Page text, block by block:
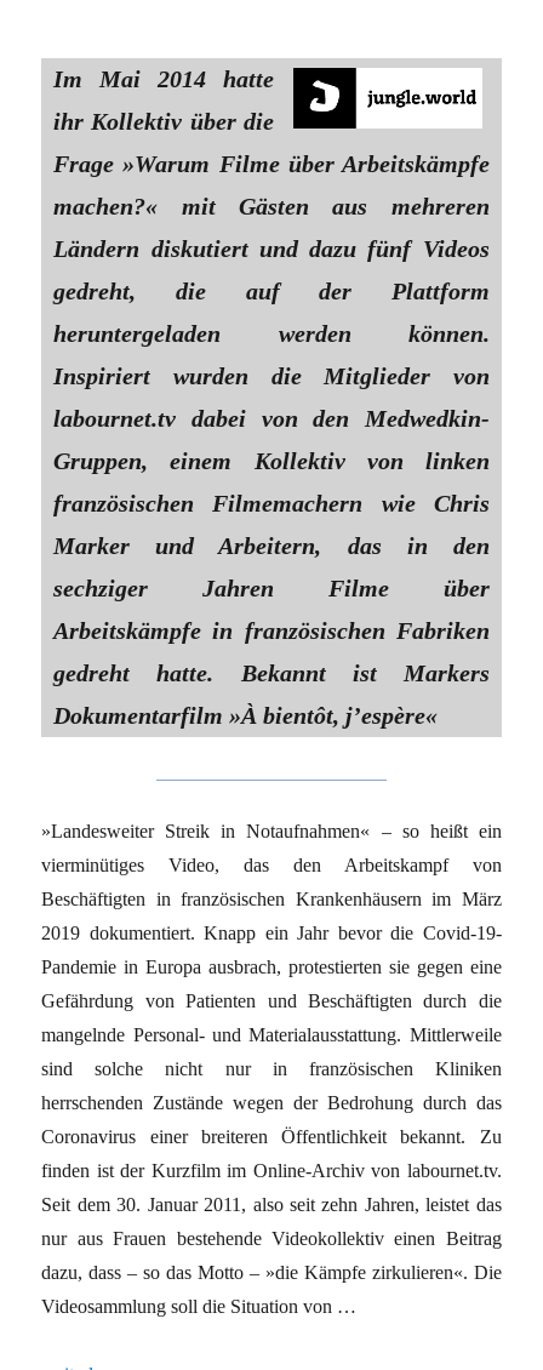
Im Mai 2014 hatte
ihr Kollektiv über die
Frage »Warum Filme über Arbeitskämpfe
machen?« mit Gästen aus mehreren
Ländern diskutiert und dazu fünf Videos
gedreht, die auf der Plattform
heruntergeladen werden können.
Inspiriert wurden die Mitglieder von
labournet.tv dabei von den Medwedkin-
Gruppen, einem Kollektiv von linken
französischen Filmemachern wie Chris
Marker und Arbeitern, das in den
sechziger Jahren ­Filme über
Arbeitskämpfe in französischen Fabriken
gedreht hatte. Bekannt ist Markers
Dokumentarfilm »À bien­tôt, j’espère«
»Landesweiter Streik in Notaufnahmen« – so heißt ein
vierminütiges Video, das den Arbeitskampf von
Beschäftigten in französischen Krankenhäusern im März
2019 dokumentiert. Knapp ein Jahr bevor die Covid-19-
Pandemie in Europa ausbrach, protestierten sie gegen eine
Gefährdung von Patienten und Beschäftigten durch die
mangelnde Personal- und Materialausstattung. Mittlerweile
sind solche nicht nur in französischen Kliniken
herrschenden Zustände wegen der Bedrohung durch das
Coronavirus einer breiteren Öffentlichkeit ­bekannt. Zu
finden ist der Kurzfilm im Online-Archiv von labournet.tv.
Seit dem 30. Januar 2011, also seit zehn Jahren, leistet das
nur aus Frauen bestehende Videokollektiv einen Beitrag
dazu, dass – so das Motto – »die Kämpfe zirkulieren«. Die
Videosammlung soll die Situation von …